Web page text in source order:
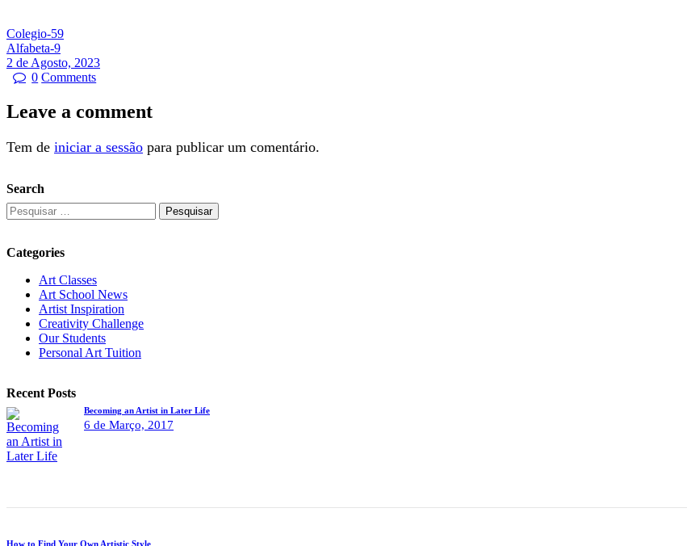
Colegio-59
Alfabeta-9
2 de Agosto, 2023
0 Comments
Leave a comment
Tem de iniciar a sessão para publicar um comentário.
Search
Pesquisar
por:
Categories
Art Classes
Art School News
Artist Inspiration
Creativity Challenge
Our Students
Personal Art Tuition
Recent Posts
Becoming an Artist in Later Life
6 de Março, 2017
How to Find Your Own Artistic Style